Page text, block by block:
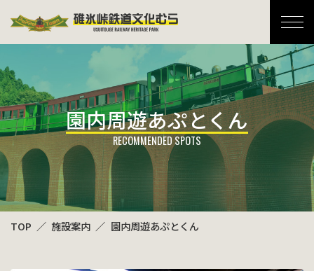
園内周遊あぷとくん
TOP 施設案内 園内周遊あぷとくん